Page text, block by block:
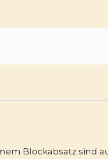
Blockabsatz sind